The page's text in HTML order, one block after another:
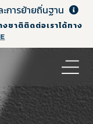
การย้ายถิ่นฐาน
งชาติติดต่อเราได้ทาง